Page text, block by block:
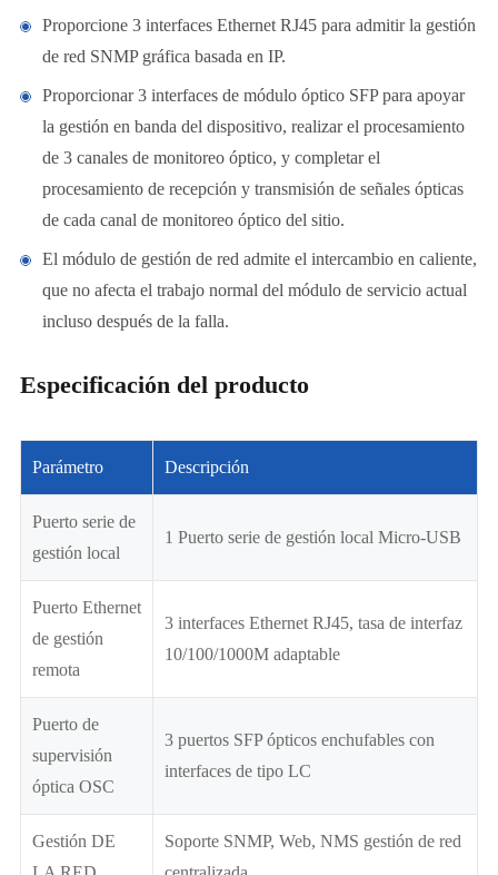
Proporcione 3 interfaces Ethernet RJ45 para admitir la gestión
de red SNMP gráfica basada en IP.
Proporcionar 3 interfaces de módulo óptico SFP para apoyar
la gestión en banda del dispositivo, realizar el procesamiento
de 3 canales de monitoreo óptico, y completar el
procesamiento de recepción y transmisión de señales ópticas
de cada canal de monitoreo óptico del sitio.
El módulo de gestión de red admite el intercambio en caliente,
que no afecta el trabajo normal del módulo de servicio actual
incluso después de la falla.
Especificación del producto
Parámetro Descripción
Puerto serie de
gestión local
1 Puerto serie de gestión local Micro-USB
Puerto Ethernet
de gestión
remota
3 interfaces Ethernet RJ45, tasa de interfaz
10/100/1000M adaptable
Puerto de
supervisión
óptica OSC
3 puertos SFP ópticos enchufables con
interfaces de tipo LC
Gestión DE
Soporte SNMP, Web, NMS gestión de red